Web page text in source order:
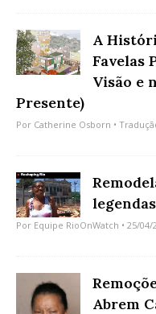
A
Favelas
Visão e
Presente)
Por Catherine Osborn •
Por Equipe RioOnWatch • 25/04/
Abrem